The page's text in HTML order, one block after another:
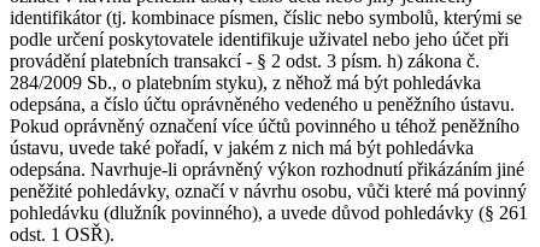
identifikátor (tj. kombinace písmen, číslic nebo symbolů, kterými se
podle určení poskytovatele identifikuje uživatel nebo jeho účet při
provádění platebních transakcí - § 2 odst. 3 písm. h) zákona č.
284/2009 Sb., o platebním styku), z něhož má být pohledávka
odepsána, a číslo účtu oprávněného vedeného u peněžního ústavu.
Pokud oprávněný označení více účtů povinného u téhož peněžního
ústavu, uvede také pořadí, v jakém z nich má být pohledávka
odepsána. Navrhuje-li oprávněný výkon rozhodnutí přikázáním jiné
peněžité pohledávky, označí v návrhu osobu, vůči které má povinný
pohledávku (dlužník povinného), a uvede důvod pohledávky (§ 261
odst. 1 OSŘ).